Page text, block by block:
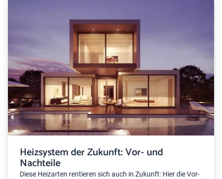
Heizsystem der Zukunft: Vor- und
Nachteile
Diese Heizarten rentieren sich auch in Zukunft: Hier die Vor-